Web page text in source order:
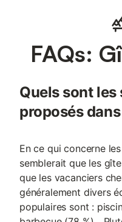
FAQs:
Quels sont
proposés
En ce qui concerne
semblerait que les
que les vacanciers
généralement divers
populaires sont :